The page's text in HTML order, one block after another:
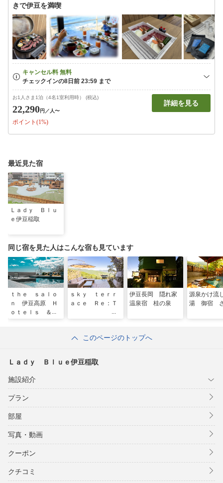
きで伊豆を満喫
お1人さま1泊（4名1室利用時） (税込)
22,290円 ／人〜
ポイント(1%)
詳細を見る
最近見た宿
Ｌａｄｙ Ｂｌｕ
ｅ伊豆稲取
同じ宿を見た人はこんな宿も見ています
ｔｈｅ ｓａｌｏ
ｎ 伊豆高原 Ｈ
ｏｔｅｌｓ ＆
ｓｋｙ ｔｅｒｒ
ａｃｅ Ｒｅ：Ｔ
伊豆長岡 隠れ家
温泉宿 桂の泉
源泉かけ流
湯 御宿
このページのトップへ
Ｌａｄｙ Ｂｌｕｅ伊豆稲取
施設紹介
プラン
部屋
写真・動画
クーポン
クチコミ